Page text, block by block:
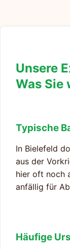
Unsere
Was Sie
Typische
In Bielefeld
aus der
hier oft noch
anfällig für
Häufige